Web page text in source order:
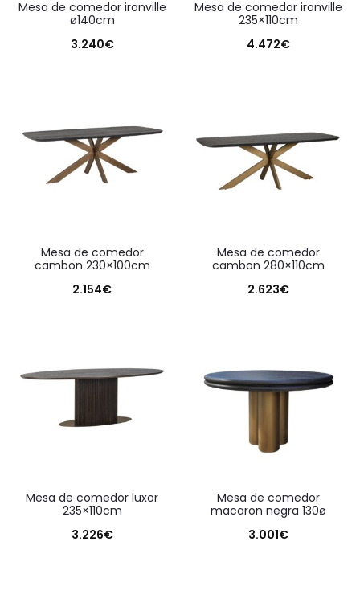
mesa de comedor ironville
ø140cm
3.240€
mesa de comedor ironville
235×110cm
4.472€
mesa de comedor
cambon 230×100cm
2.154€
mesa de comedor
cambon 280×110cm
2.623€
mesa de comedor luxor
235×110cm
3.226€
mesa de comedor
macaron negra 130ø
3.001€